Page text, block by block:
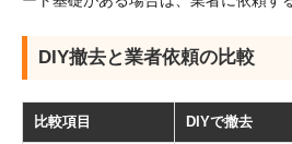
DIY撤去と業者依頼の比較
比較項目 DIYで撤去